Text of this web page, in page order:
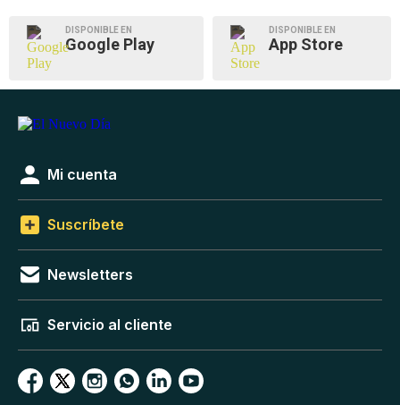
DISPONIBLE EN
Google Play
DISPONIBLE EN
App Store
Mi cuenta
Suscríbete
Newsletters
Servicio al cliente